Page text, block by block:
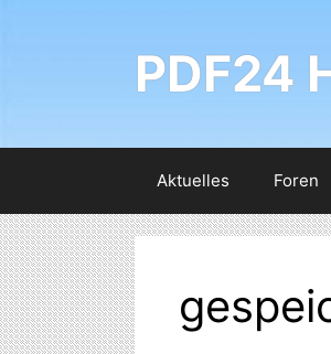
PDF24
Aktuelles Foren